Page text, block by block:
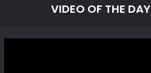
VIDEO OF THE DAY